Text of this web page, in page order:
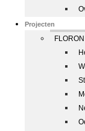
Projecten
FLORON